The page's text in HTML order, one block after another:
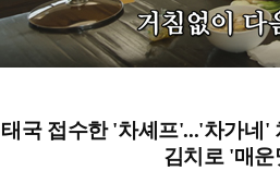
태국 접수한 '차셰프'...'차가네'
김치로 '매운